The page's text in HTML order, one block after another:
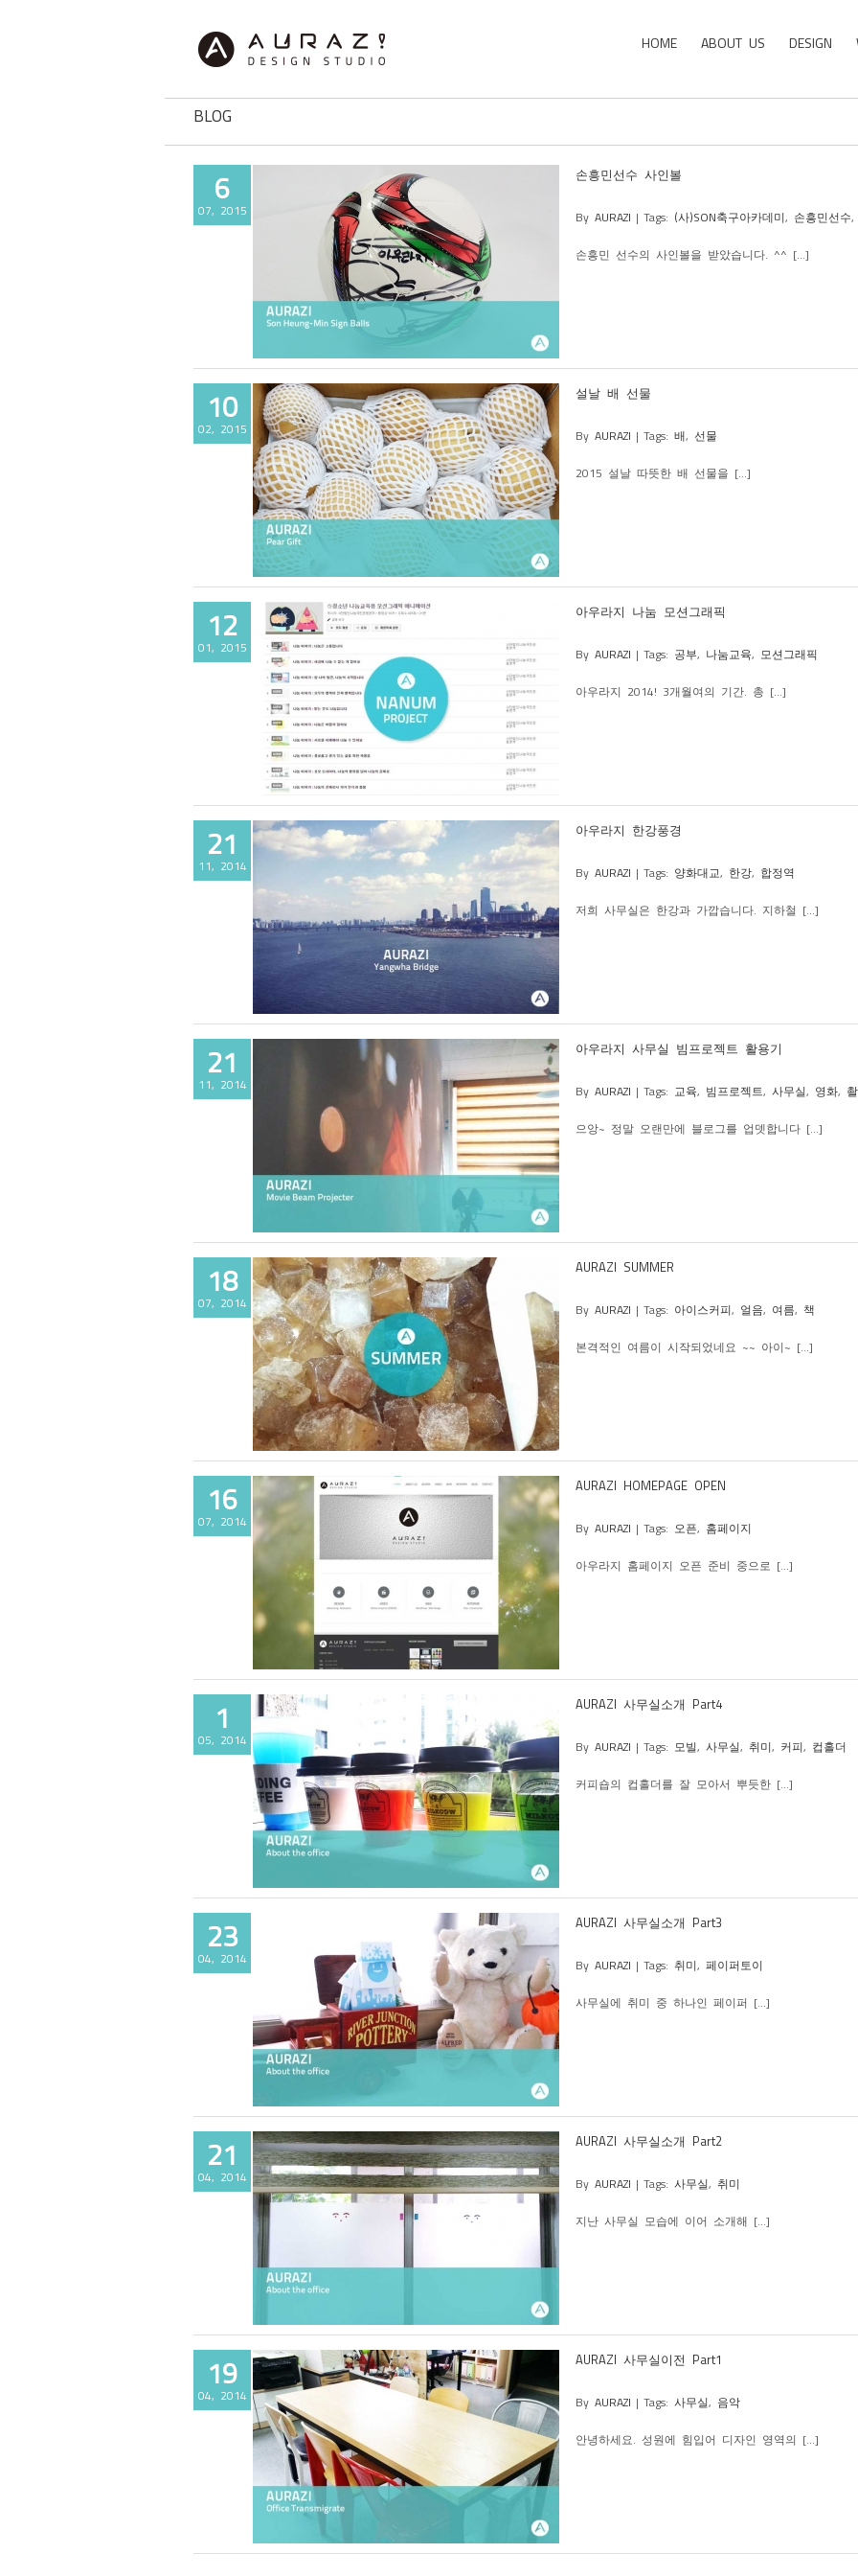
HOME ABOUT US DESIGN
BLOG
6
07, 2015
손흥민선수 사인볼
By AURAZI | Tags: (사)SON축구아카데미 손흥민선수
손흥민 선수의 사인볼을 받았습니다. ^^ [...]
10
02, 2015
설날 배 선물
By AURAZI | Tags: 배 선물
2015 설날 따뜻한 배 선물을 [...]
12
01, 2015
아우라지 나눔 모션그래픽
By AURAZI | Tags: 공부 나눔교육 모션그래픽
아우라지 2014! 3개월여의 기간. 총 [...]
21
11, 2014
아우라지 한강풍경
By AURAZI | Tags: 양화대교 한강 합정역
저희 사무실은 한강과 가깝습니다. 지하철 [...]
21
11, 2014
아우라지 사무실 빔프로젝트 활용기
By AURAZI | Tags: 교육 빔프로젝트 사무실 영화
으앙~ 정말 오랜만에 블로그를 업뎃합니다 [...]
18
07, 2014
AURAZI SUMMER
By AURAZI | Tags: 아이스커피 얼음 여름 책
본격적인 여름이 시작되었네요 ~~ 아이~ [...]
16
07, 2014
AURAZI HOMEPAGE OPEN
By AURAZI | Tags: 오픈 홈페이지
아우라지 홈페이지 오픈 준비 중으로 [...]
1
05, 2014
AURAZI 사무실소개 Part4
By AURAZI | Tags: 모빌 사무실 취미 커피 컵홀더
커피숍의 컵홀더를 잘 모아서 뿌듯한 [...]
23
04, 2014
AURAZI 사무실소개 Part3
By AURAZI | Tags: 취미 페이퍼토이
사무실에 취미 중 하나인 페이퍼 [...]
21
04, 2014
AURAZI 사무실소개 Part2
By AURAZI | Tags: 사무실 취미
지난 사무실 모습에 이어 소개해 [...]
19
04, 2014
AURAZI 사무실이전 Part1
By AURAZI | Tags: 사무실 음악
안녕하세요. 성원에 힘입어 디자인 영역의 [...]